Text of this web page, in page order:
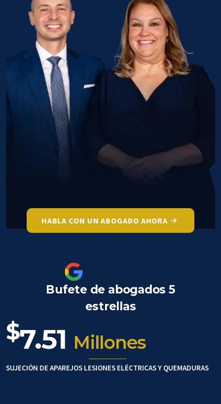
HABLA CON UN ABOGADO AHORA
Bufete de abogados 5
estrellas
$7.51 Millones
SUJECIÓN DE APAREJOS LESIONES ELÉCTRICAS Y QUEMADURAS